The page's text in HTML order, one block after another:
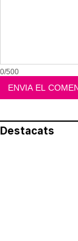
0/500
Destacats